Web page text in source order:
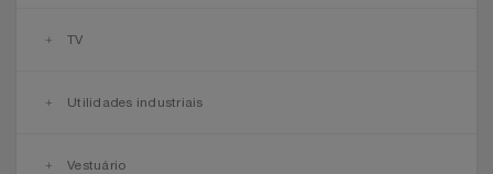
TV
Utilidades industriais
Vestuário